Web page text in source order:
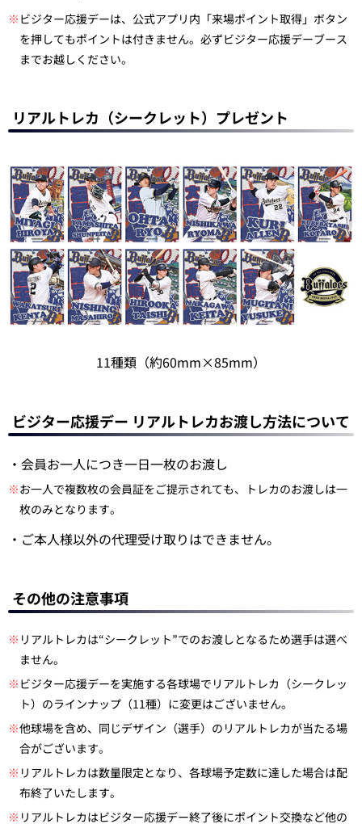
※ ビジター応援デーは、公式アプリ内「来場ポイント取得」ボタン
を押してもポイントは付きません。必ずビジター応援デーブース
までお越しください。
リアルトレカ（シークレット）プレゼント
11種類（約60mm×85mm）
ビジター応援デー リアルトレカお渡し方法について
・会員お一人につき一日一枚のお渡し
※お一人で複数枚の会員証をご提示されても、トレカのお渡しは一
枚のみとなります。
・ご本人様以外の代理受け取りはできません。
その他の注意事項
※ リアルトレカは“シークレット”でのお渡しとなるため選手は選べ
ません。
※ ビジター応援デーを実施する各球場でリアルトレカ（シークレッ
ト）のラインナップ（11種）に変更はございません。
※他球場を含め、同じデザイン（選手）のリアルトレカが当たる場
合がございます。
※ リアルトレカは数量限定となり、各球場予定数に達した場合は配
布終了いたします。
※ リアルトレカはビジター応援デー終了後にポイント交換など他の